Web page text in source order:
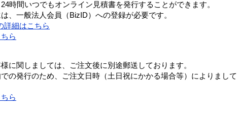
時間いつでもオンライン見積書を発行することができます。
、一般法人会員（BizID）への登録が必要です。
詳細はこちら
ら
に関しましては、ご注文後に別途郵送しております。
の発行のため、ご注文日時（土日祝にかかる場合等）によりまし
ら